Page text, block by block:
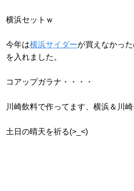
横浜セットｗ
今年は横浜サイダーが買えなかっ
を入れました。
コアップガラナ・・・・
川崎飲料で作ってます、横浜＆川
土日の晴天を祈る(>_<)